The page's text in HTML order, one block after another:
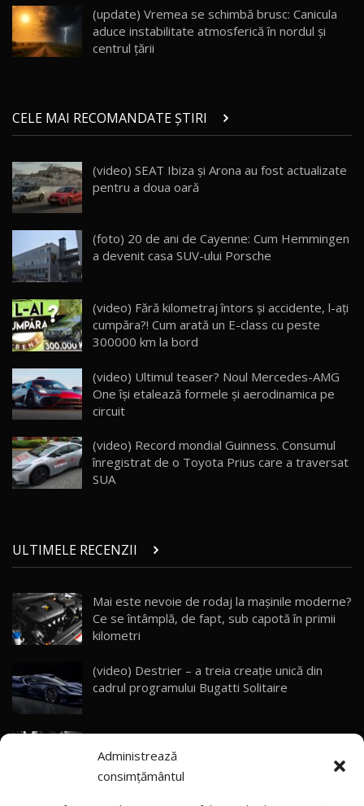
Administrează
consimțământul
AutoBlog.MD
23:36
20
Noul ZEEKR 7X / Test Drive AutoBlog.MD
29:08
21
Micul BYD Dolphin Surf / Test Drive
AutoBlog.MD
16:59
22
Noua Mazda 6e / Test Drive AutoBlog.MD
26:59
23
Lynk & Co 01 / Test Drive AutoBlog.MD
25:19
24
ZEEKR 009: Cel mai Performant și Confortabil
Van Electric Testat în Moldova / AutoBlog.MD
26:38
mai Exclusiv și Puternic Defender Testat în
Moldova
32:21
26
AutoBlog.MD
10:57
28
Noul Geely Monjaro 2025! Mai ieftin și mai
dotat / Test Drive AutoBlog.MD
29
ZEEKR 9X - PRIMUL TEST DRIVE ÎN ROMÂNĂ!
CUM SE CONDUCE?
33:40
30
Primele impresii despre BYD Seal U DM-i,
Sealion 7 și Seal 5 DM-i / Test Drive
AutoBlog.MD
13:56
(update) Vremea se schimbă brusc: Canicula
aduce instabilitate atmosferică în nordul și
centrul țării
CELE MAI RECOMANDATE ȘTIRI
(video) SEAT Ibiza și Arona au fost actualizate
pentru a doua oară
(foto) 20 de ani de Cayenne: Cum Hemmingen
a devenit casa SUV-ului Porsche
(video) Fără kilometraj întors și accidente, l-aţi
cumpăra?! Cum arată un E-class cu peste
300000 km la bord
(video) Ultimul teaser? Noul Mercedes-AMG
One îşi etalează formele şi aerodinamica pe
circuit
(video) Record mondial Guinness. Consumul
înregistrat de o Toyota Prius care a traversat
SUA
ULTIMELE RECENZII
Mai este nevoie de rodaj la mașinile moderne?
Ce se întâmplă, de fapt, sub capotă în primii
kilometri
(video) Destrier – a treia creație unică din
cadrul programului Bugatti Solitaire
(video) SRT prezintă tehnologia eBoost Air
care elimină decalajul turbo